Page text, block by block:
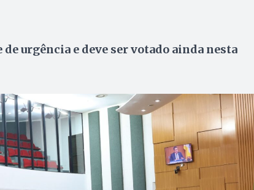
urgência e deve ser votado ainda nesta